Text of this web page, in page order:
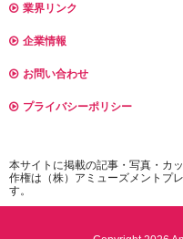
業界リンク
企業情報
お問い合わせ
プライバシーポリシー
本サイトに掲載の記事・写真・カ
作権は（株）アミューズメントプ
す。